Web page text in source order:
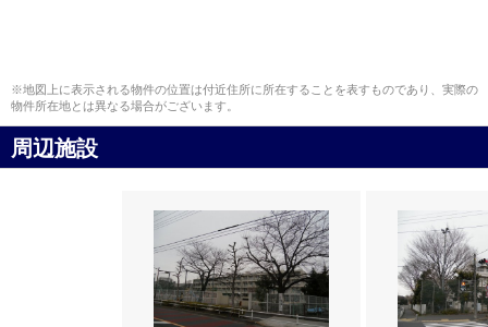
※地図上に表示される物件の位置は付近住所に所在することを表すものであり、実際の
物件所在地とは異なる場合がございます。
周辺施設